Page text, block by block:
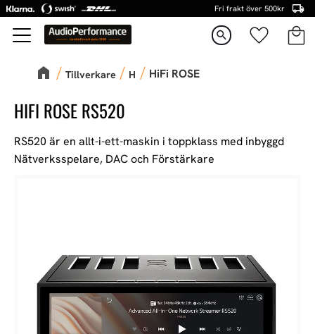
Meny
Fri frakt över 500kr
search Favoriter
Tillverkare H HiFi ROSE
HIFI ROSE RS520
RS520 är en allt-i-ett-maskin i toppklass med inbyggd
Nätverksspelare, DAC och Förstärkare